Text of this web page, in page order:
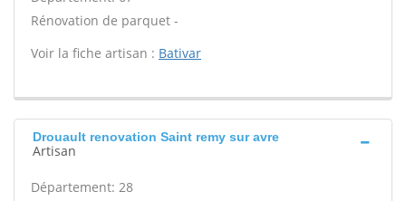
Rénovation de parquet -
Voir la fiche artisan : Bativar
Drouault renovation Saint remy sur avre
Artisan
Département: 28